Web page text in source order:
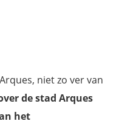
niet zo ver van
de stad Arques
het